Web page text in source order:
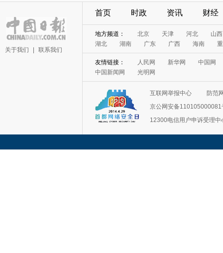
关于我们 联系我们
首页 时政 资讯 财经
地方频道： 北京 天津 河北
山西
湖北
湖南 广东 广西 海南
友情链接： 人民网 新华网
中国网
中国新闻网
光明网
互联网举报中心
防范
京公网安备110105000081
12300电信用户申诉受理中